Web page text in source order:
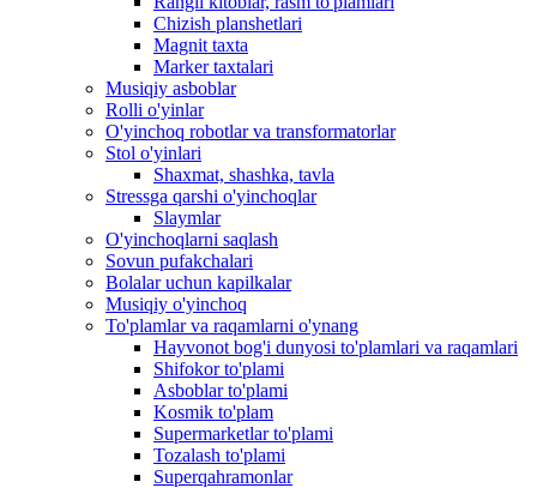
Chizish planshetlari
Magnit taxta
Marker taxtalari
Musiqiy asboblar
Rolli o'yinlar
O'yinchoq robotlar va transformatorlar
Stol o'yinlari
Shaxmat, shashka, tavla
Stressga qarshi o'yinchoqlar
Slaymlar
O'yinchoqlarni saqlash
Sovun pufakchalari
Bolalar uchun kapilkalar
Musiqiy o'yinchoq
To'plamlar va raqamlarni o'ynang
Hayvonot bog'i dunyosi to'plamlari va raqamlari
Shifokor to'plami
Asboblar to'plami
Kosmik to'plam
Supermarketlar to'plami
Tozalash to'plami
Superqahramonlar